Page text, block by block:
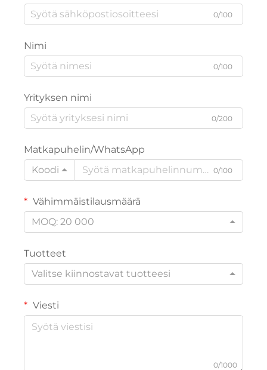
0/100
Nimi
0/100
Yrityksen nimi
0/200
Matkapuhelin/WhatsApp
Koodi
0/100
Vähimmäistilausmäärä
MOQ: 20 000
Tuotteet
Valitse kiinnostavat tuotteesi
Viesti
0/1000